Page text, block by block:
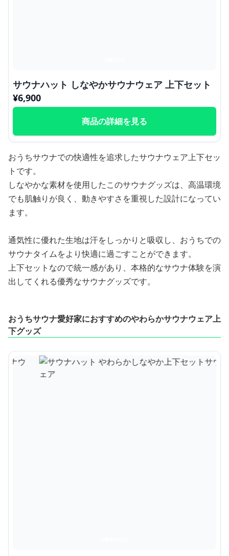
サウナハット しなやかサウナウェア 上下セット
¥6,900
商品の詳細を見る
おうちサウナでの快適性を追求したサウナウェア上下セッ
トです。
しなやかな素材を使用したこのサウナグッズは、高温環境
でも肌触りが良く、動きやすさを重視した設計になってい
ます。
通気性に優れた生地は汗をしっかりと吸収し、おうちでの
サウナタイムをより快適に過ごすことができます。
上下セットなので統一感があり、本格的なサウナ体験を演
出してくれる優秀なサウナグッズです。
おうちサウナ愛好家におすすめのやわらかサウナウェア上
下グッズ